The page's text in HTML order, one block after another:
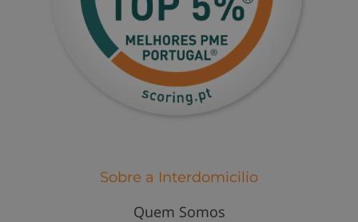
Sobre a Interdomicilio
Quem Somos